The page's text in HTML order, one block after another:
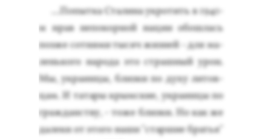
...По­пыт­ка Ста­лина ук­ро­тить в 1941-
м нрав не­покор­ной на­ции обош­лась
поз­же сот­ня­ми ты­сяч жиз­ней - для ма­
лень­ко­го на­рода это страш­ный урон.
Мы, ук­ра­ин­цы, близ­ки по ду­ху ли­тов­
цам. И та­тары крым­ские, ук­ра­ин­цы по
граж­данс­тву, - то­же близ­ки. Но как же
да­леки от это­го на­ши "стар­шие братья"